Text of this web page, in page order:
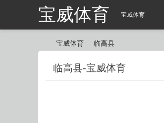
宝威体育 宝威体育
宝威体育 临高县
临高县-宝威体育